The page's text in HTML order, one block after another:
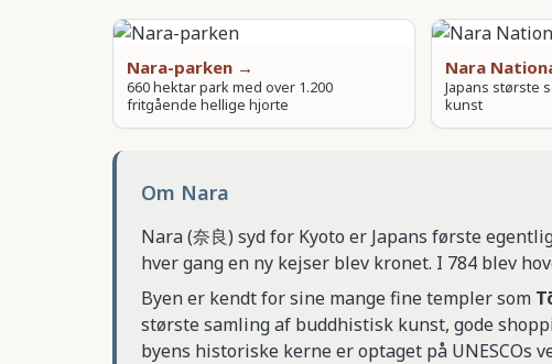
Nara-parken →
660 hektar park med over 1.200
fritgående hellige hjorte
Nara
Japans største
kunst
Om Nara
Nara (奈良) syd for Kyoto er Japans første
hver gang en ny kejser blev kronet. I 784 blev
Byen er kendt for sine mange fine templer som
største samling af buddhistisk kunst, gode
byens historiske kerne er optaget på UNESCOs